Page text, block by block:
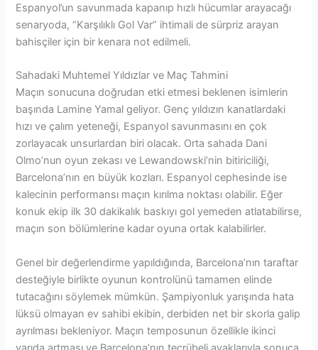
Espanyol’un savunmada kapanıp hızlı hücumlar arayacağı
senaryoda, “Karşılıklı Gol Var” ihtimali de sürpriz arayan
bahisçiler için bir kenara not edilmeli.
Sahadaki Muhtemel Yıldızlar ve Maç Tahmini
Maçın sonucuna doğrudan etki etmesi beklenen isimlerin
başında Lamine Yamal geliyor. Genç yıldızın kanatlardaki
hızı ve çalım yeteneği, Espanyol savunmasını en çok
zorlayacak unsurlardan biri olacak. Orta sahada Dani
Olmo’nun oyun zekası ve Lewandowski’nin bitiriciliği,
Barcelona’nın en büyük kozları. Espanyol cephesinde ise
kalecinin performansı maçın kırılma noktası olabilir. Eğer
konuk ekip ilk 30 dakikalık baskıyı gol yemeden atlatabilirse,
maçın son bölümlerine kadar oyuna ortak kalabilirler.
Genel bir değerlendirme yapıldığında, Barcelona’nın taraftar
desteğiyle birlikte oyunun kontrolünü tamamen elinde
tutacağını söylemek mümkün. Şampiyonluk yarışında hata
lüksü olmayan ev sahibi ekibin, derbiden net bir skorla galip
ayrılması bekleniyor. Maçın temposunun özellikle ikinci